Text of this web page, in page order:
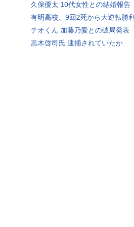
久保優太 10代女性との結婚報告
有明高校、9回2死から大逆転勝利
テオくん 加藤乃愛との破局発表
黒木啓司氏 逮捕されていたか